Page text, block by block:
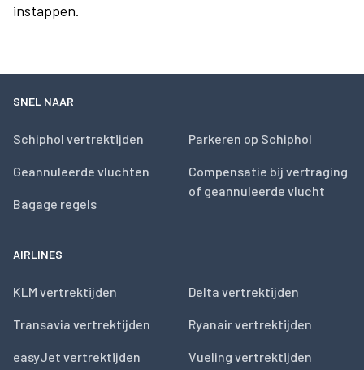
instappen.
SNEL NAAR
Schiphol vertrektijden
Geannuleerde vluchten
Bagage regels
Parkeren op Schiphol
Compensatie bij vertraging
of geannuleerde vlucht
AIRLINES
KLM vertrektijden
Transavia vertrektijden
easyJet vertrektijden
Delta vertrektijden
Ryanair vertrektijden
Vueling vertrektijden